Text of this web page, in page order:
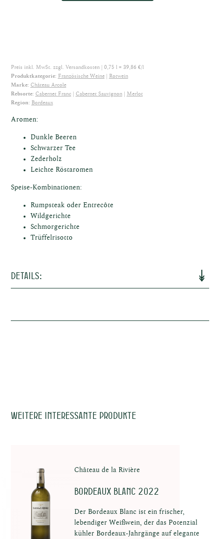
Preis inkl. MwSt. zzgl. Versandkosten| 0,75 l = 39,86 €/l
Produktkategorie: Französische Weine
Rotwein
Marke: Château Arcole
Rebsorte: Cabernet Franc Cabernet Sauvignon
Merlot
Region: Bordeaux
Aromen:
Dunkle Beeren
Schwarzer Tee
Zederholz
Leichte Röstaromen
Speise-Kombinationen:
Rumpsteak oder Entrecôte
Wildgerichte
Schmorgerichte
Trüffelrisotto
Details:
Terroir Kiesel- und Sandböden
Allergene Sulfite
Weitere interessante Produkte
Château de la Rivière
Bordeaux Blanc 2022
Der Bordeaux Blanc ist ein frischer,
lebendiger Weißwein, der das Potenzial
kühler Bordeaux-Jahrgänge auf elegante